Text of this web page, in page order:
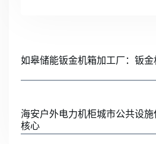
如皋储能钣金机箱加工厂：钣
海安户外电力机柜城市公共设
核心